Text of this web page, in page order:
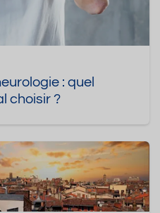
: quel
choisir ?